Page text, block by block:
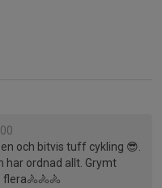
och bitvis tuff cykling 😎.
har ordnad allt. Grymt
flera🚴🚴🚴